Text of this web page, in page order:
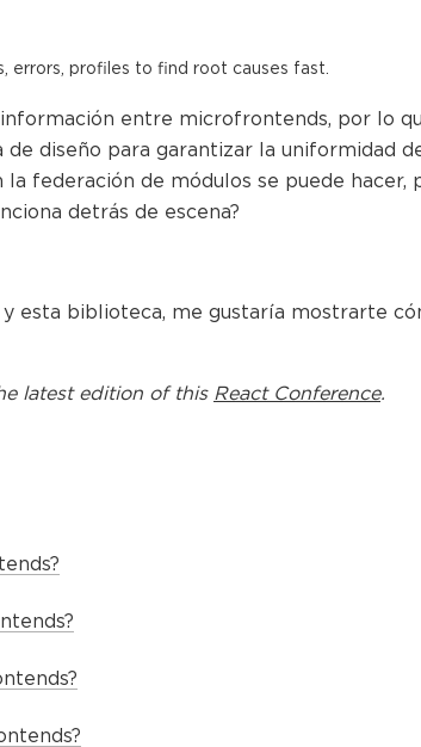
errors, profiles to find root causes fast.
entre microfrontends, por lo
diseño para garantizar la uniformidad
federación de módulos se puede hacer,
detrás de escena?
esta biblioteca, me gustaría mostrarte
latest edition of this React Conference.